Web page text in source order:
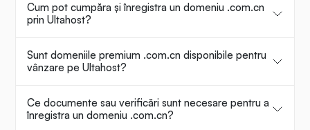
Cum pot cumpăra și înregistra un domeniu .com.cn
prin Ultahost?
Sunt domeniile premium .com.cn disponibile pentru
vânzare pe Ultahost?
Ce documente sau verificări sunt necesare pentru a
înregistra un domeniu .com.cn?